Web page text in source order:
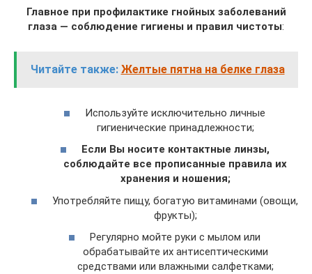
Главное при профилактике гнойных заболеваний
глаза — соблюдение гигиены и правил чистоты:
Читайте также: Желтые пятна на белке глаза
Используйте исключительно личные
гигиенические принадлежности;
Если Вы носите контактные линзы,
соблюдайте все прописанные правила их
хранения и ношения;
Употребляйте пищу, богатую витаминами (овощи,
фрукты);
Регулярно мойте руки с мылом или
обрабатывайте их антисептическими
средствами или влажными салфетками;